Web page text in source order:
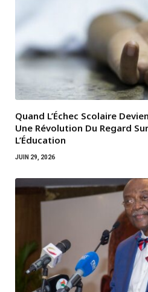
Quand L’Échec Scolaire
Une Révolution Du Regard
L’Éducation
JUIN 29, 2026